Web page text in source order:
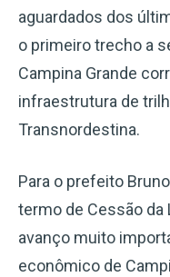
aguardados dos
o primeiro trecho a
Campina Grande
infraestrutura de
Transnordestina.
Para o prefeito
termo de Cessão da
avanço muito
econômico de